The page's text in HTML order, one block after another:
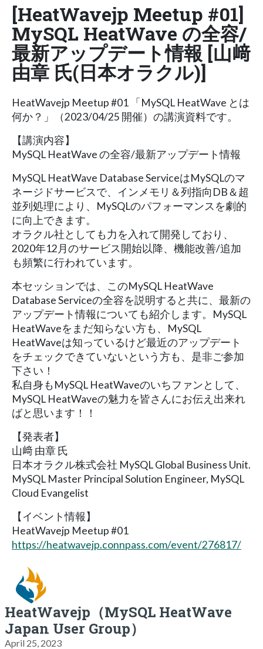
[HeatWavejp Meetup #01]
MySQL HeatWave の全容/
最新アップデート情報 [山﨑
由章 氏(日本オラクル)]
HeatWavejp Meetup #01 「MySQL HeatWave とは
何か？」（2023/04/25 開催）の講演資料です。
【講演内容】
MySQL HeatWave の全容/最新アップデート情報
MySQL HeatWave Database ServiceはMySQLのマ
ネージドサービスで、インメモリ＆列指向DB＆超
並列処理により、MySQLのパフォーマンスを劇的
に向上できます。
オラクル社としても力を入れて開発しており、
2020年12月のサービス開始以降、機能改善/追加
も頻繁に行われています。
本セッションでは、このMySQL HeatWave
Database Serviceの全容を説明すると共に、最新の
アップデート情報についても紹介します。MySQL
HeatWaveをまだ知らない方も、MySQL
HeatWaveは知っているけど最近のアップデート
をチェックできていないという方も、是非ご参加
下さい！
私自身もMySQL HeatWaveのいちファンとして、
MySQL HeatWaveの魅力を皆さんにお伝え出来れ
ばと思います！！
【発表者】
山﨑 由章 氏
日本オラクル株式会社 MySQL Global Business Unit.
MySQL Master Principal Solution Engineer, MySQL
Cloud Evangelist
【イベント情報】
HeatWavejp Meetup #01
https://heatwavejp.connpass.com/event/276817/
HeatWavejp（MySQL HeatWave
Japan User Group）
April 25, 2023